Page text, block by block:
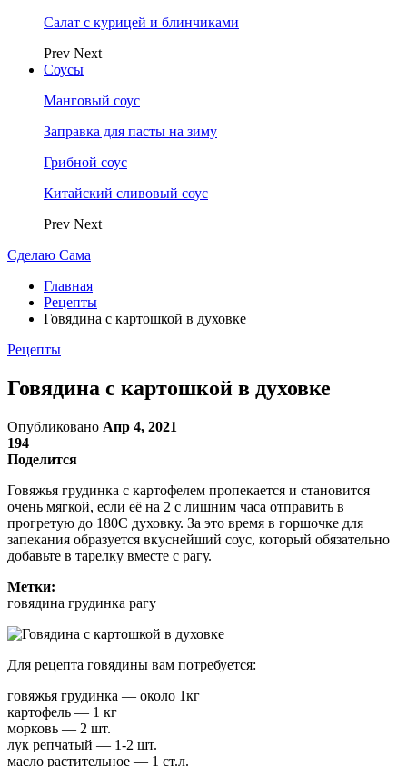
Салат с курицей и блинчиками
Prev Next
Соусы
Манговый соус
Заправка для пасты на зиму
Грибной соус
Китайский сливовый соус
Prev Next
Сделаю Сама
Главная
Рецепты
Говядина с картошкой в духовке
Рецепты
Говядина с картошкой в духовке
Опубликовано Апр 4, 2021
194
Поделится
Говяжья грудинка с картофелем пропекается и становится
очень мягкой, если её на 2 с лишним часа отправить в
прогретую до 180С духовку. За это время в горшочке для
запекания образуется вкуснейший соус, который обязательно
добавьте в тарелку вместе с рагу.
Метки:
говядина грудинка рагу
Для рецепта говядины вам потребуется:
говяжья грудинка — около 1кг
картофель — 1 кг
морковь — 2 шт.
лук репчатый — 1-2 шт.
масло растительное — 1 ст.л.